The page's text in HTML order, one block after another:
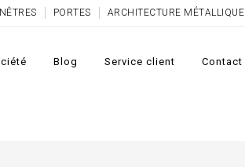
PORTES ARCHITECTURE MÉTALLIQUE
Blog Service client Contact